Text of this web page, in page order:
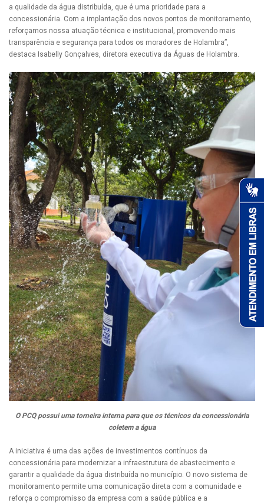
a qualidade da água distribuída, que é uma prioridade para a
concessionária. Com a implantação dos novos pontos de monitoramento,
reforçamos nossa atuação técnica e institucional, promovendo mais
transparência e segurança para todos os moradores de Holambra”,
destaca Isabelly Gonçalves, diretora executiva da Águas de Holambra.
O PCQ possui uma torneira interna para que os técnicos da concessionária
coletem a água
A iniciativa é uma das ações de investimentos contínuos da
concessionária para modernizar a infraestrutura de abastecimento e
garantir a qualidade da água distribuída no município. O novo sistema de
monitoramento permite uma comunicação direta com a comunidade e
reforça o compromisso da empresa com a saúde pública e a